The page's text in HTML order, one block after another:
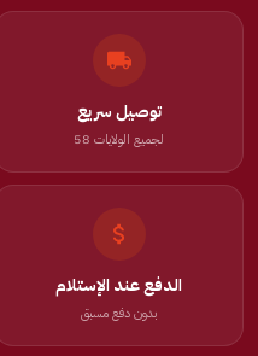
توصيل سريع
لجميع الولايات 58
الدفع عند الإستلام
بدون دفع مسبق